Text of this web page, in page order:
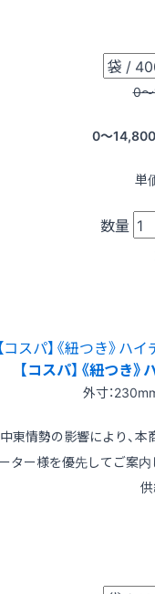
0
0〜14,800
単
数量
【コスパ】《紐つ
外寸：
東情勢の影響により、
ター様を優先してご案内